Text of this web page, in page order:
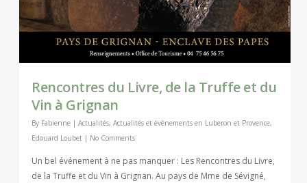
Rencontres du Livre, de la Truffe et du
Vin à Grignan
By Fabienne | Actualités, Actualités et évènements en Luberon et Provence,
Edouard Loubet | No Comments
Un bel événement à ne pas manquer : Les Rencontres du Livre,
de la Truffe et du Vin à Grignan. Au pays de Mme de Sévigné,